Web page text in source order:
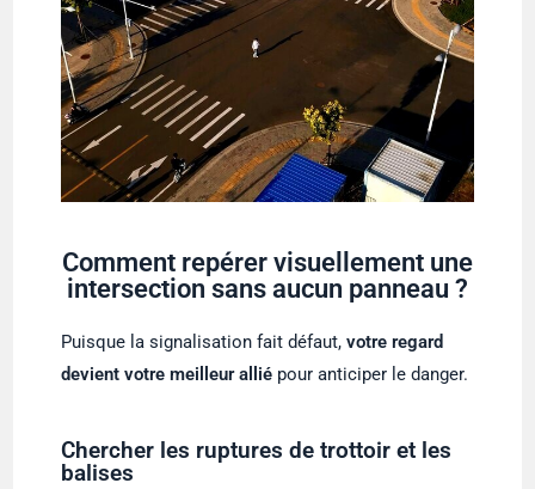
Comment repérer visuellement une
intersection sans aucun panneau ?
Puisque la signalisation fait défaut,votre regard
devient votre meilleur allié pour anticiper le danger.
Chercher les ruptures de trottoir et les
balises